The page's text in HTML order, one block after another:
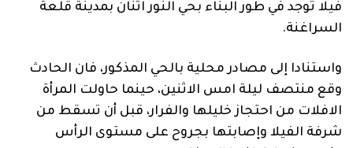
فيلا توجد في طور البناء بحي النور اثنان بمدينة قلعة
السراغنة.
واستنادا إلى مصادر محلية بالحي المذكور، فان الحادث
وقع منتصف ليلة امس الاثنين، حينما حاولت المرأة
الافلات من احتجاز خليلها والفرار، قبل أن تسقط من
شرفة الفيلا وإصابتها بجروح على مستوى الرأس